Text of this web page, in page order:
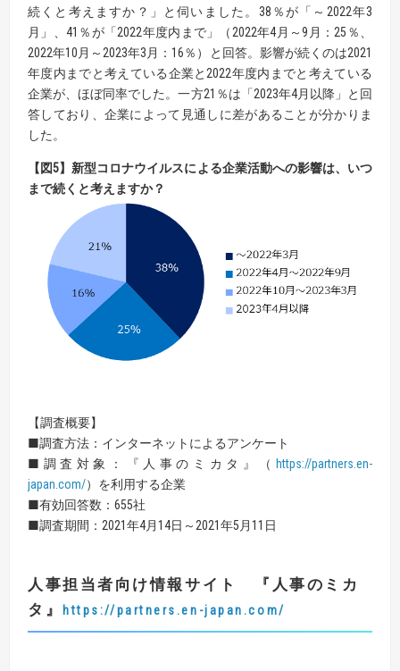
続くと考えますか？」と伺いました。38％が「～2022年3
月」、41％が「2022年度内まで」（2022年4月～9月：25％、
2022年10月～2023年3月：16％）と回答。影響が続くのは2021
年度内までと考えている企業と2022年度内までと考えている
企業が、ほぼ同率でした。一方21％は「2023年4月以降」と回
答しており、企業によって見通しに差があることが分かりま
した。
【図5】新型コロナウイルスによる企業活動への影響は、いつ
まで続くと考えますか？
【調査概要】
■調査方法：インターネットによるアンケート
■調査対象：『人事のミカタ』（ https://partners.en-
japan.com/）を利用する企業
■有効回答数：655社
■調査期間：2021年4月14日～2021年5月11日
人事担当者向け情報サイト 『 人事のミカ
タ 』https://partners.en-japan.com/